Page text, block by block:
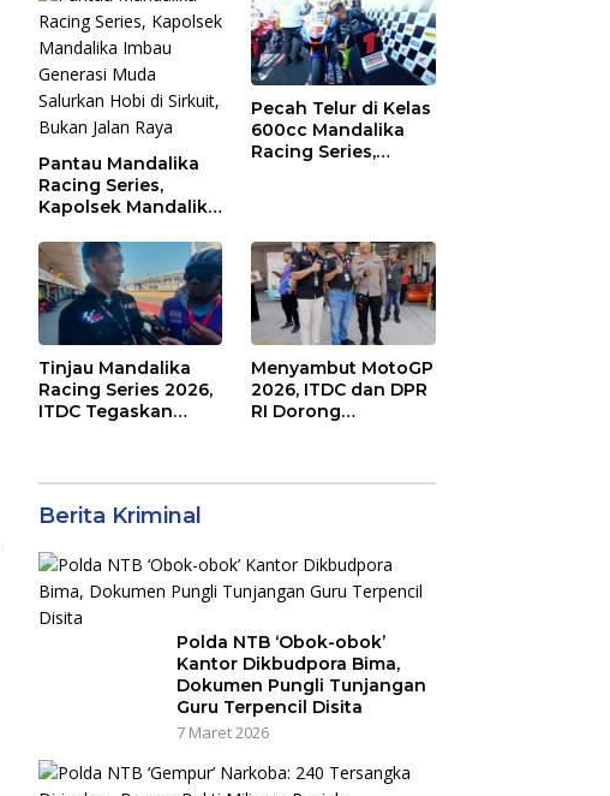
Pantau Mandalika
Racing Series,
Kapolsek Mandalika
Muda Salurkan Hobi
di Sirkuit, Bukan
Jalan Raya
Pecah Telur di Kelas
600cc Mandalika
Racing Series,
Tinjau Mandalika
Racing Series 2026,
ITDC Tegaskan
Menyambut MotoGP
2026, ITDC dan DPR
RI Dorong
Berita Kriminal
Polda NTB ‘Obok-obok’
Kantor Dikbudpora Bima,
Dokumen Pungli Tunjangan
Guru Terpencil Disita
7 Maret 2026